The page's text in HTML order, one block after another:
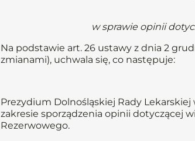
w sprawie opinii
Na podstawie art. 26 ustawy z dnia 2
zmianami), uchwala się, co następuje:
Prezydium Dolnośląskiej Rady
zakresie sporządzenia opinii dotyczącej
Rezerwowego.